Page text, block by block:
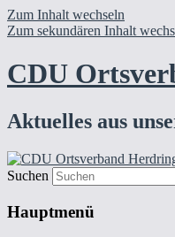
Zum Inhalt wechseln
Zum sekundären Inhalt
CDU
Aktuelles aus
Suchen
Hauptmenü